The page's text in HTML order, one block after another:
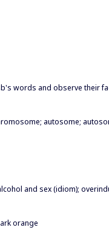
words and observe their
autosome;
and sex (idiom);
orange